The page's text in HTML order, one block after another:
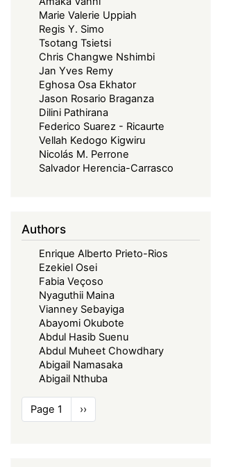
Marie Valerie Uppiah
Regis Y. Simo
Tsotang Tsietsi
Chris Changwe Nshimbi
Jan Yves Remy
Eghosa Osa Ekhator
Jason Rosario Braganza
Dilini Pathirana
Federico Suarez - Ricaurte
Vellah Kedogo Kigwiru
Nicolás M. Perrone
Salvador Herencia-Carrasco
Authors
Enrique Alberto Prieto-Rios
Ezekiel Osei
Fabia Veçoso
Nyaguthii Maina
Vianney Sebayiga
Abayomi Okubote
Abdul Hasib Suenu
Abdul Muheet Chowdhary
Abigail Namasaka
Abigail Nthuba
Pagination
Page 1
Next
page
››